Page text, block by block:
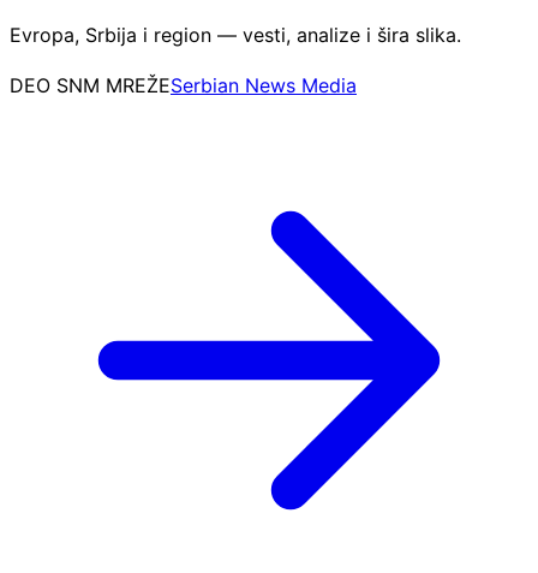
Evropa, Srbija i region — vesti, analize i šira slika.
DEO SNM MREŽESerbian News Media